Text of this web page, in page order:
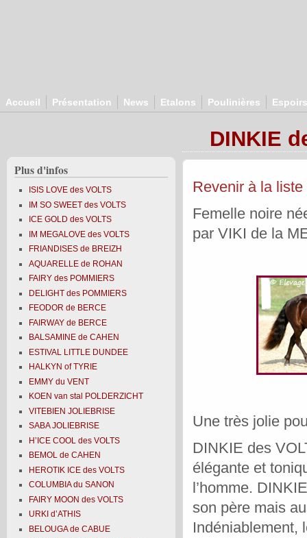
Accueil Présentation News Etalons Poulinières Espoirs
Plus d'infos
ISIS LOVE des VOLTS
IM SO SWEET des VOLTS
ICE GOLD des VOLTS
IM MEGALOVE des VOLTS
FRIANDISES de BREIZH
AQUARELLE de ROHAN
FAIRY des POMMIERS
DELIGHT des POMMIERS
FEODOR de BERCE
FAIRWAY de BERCE
BALSAMINE de CAHEN
ESTIVAL LITTLE DUNDEE
HALKYN of TYRIE
EMMY du VENT
KOEN van stal POLDERZICHT
VITEBIEN JOLIEBRISE
SABA JOLIEBRISE
H’ICE COOL des VOLTS
BEMOL de CAHEN
HEROTIK ICE des VOLTS
COLUMBIA du SANON
FAIRY MOON des VOLTS
URKI d’ATHIS
BELOUGA de CABUE
DINKIE
Revenir à la liste
Femelle noire
par VIKI de la
Une très jolie
DINKIE des
élégante et
l’homme.
son père mais
Indéniablement,